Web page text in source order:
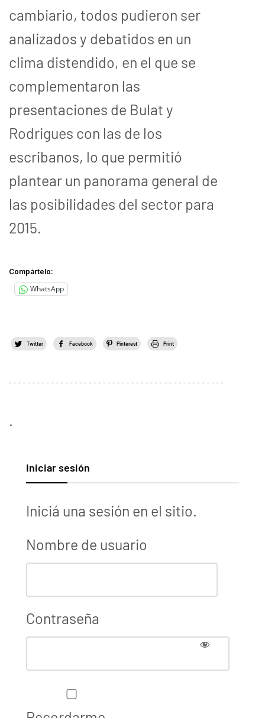
cambiario, todos pudieron ser
analizados y debatidos en un
clima distendido, en el que se
complementaron las
presentaciones de Bulat y
Rodrigues con las de los
escribanos, lo que permitió
plantear un panorama general de
las posibilidades del sector para
2015.
Compártelo:
WhatsApp
Twitter Facebook Pinterest Print
.
Iniciar sesión
Iniciá una sesión en el sitio.
Nombre de usuario
Contraseña